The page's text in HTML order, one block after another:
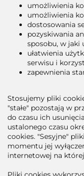
umożliwienia
umożliwienia
dostosowania
pozyskiwania
sposobu, w jaki
ułatwienia
serwisu i
zapewnienia
Stosujemy pliki
"stałe" pozostają w
do czasu ich
ustalonego czasu
cookies. "Sesyjne"
momentu jej
internetowej na